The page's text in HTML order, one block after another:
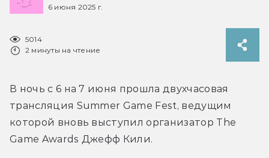
6 июня 2025 г.
5014
2 минуты на чтение
В ночь с 6 на 7 июня прошла двухчасовая
трансляция Summer Game Fest, ведущим
которой вновь выступил организатор The
Game Awards Джефф Кили.